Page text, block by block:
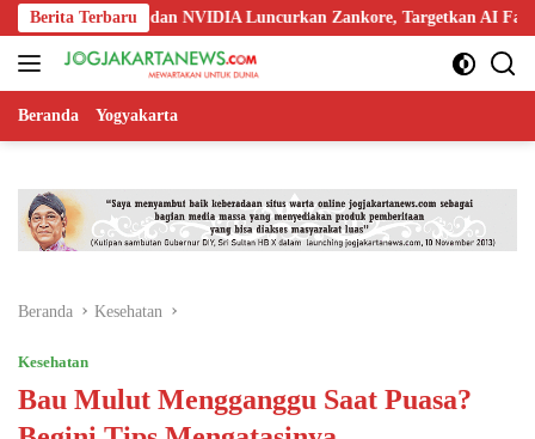
Langsung
ke
konten
Berita Terbaru
Nokia, dan NVIDIA Luncurkan Zankore, Targetkan AI Factory 1 GW
Beranda Yogyakarta
Beranda Kesehatan
Kesehatan
Bau Mulut Mengganggu Saat Puasa?